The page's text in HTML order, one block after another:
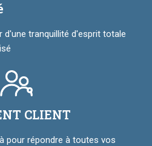
tranquillité d'esprit totale
CLIENT
pour répondre à toutes vos